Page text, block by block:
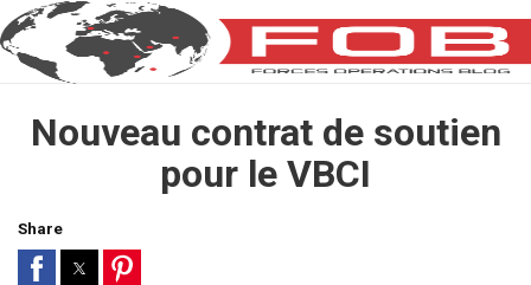
Nouveau contrat de soutien
pour le VBCI
Share